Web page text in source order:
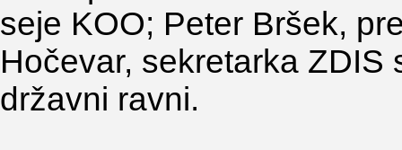
seje KOO; Peter Bršek,
Hočevar, sekretarka
državni ravni.